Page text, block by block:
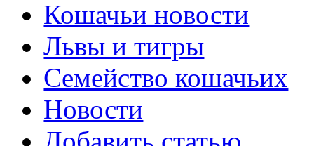
Кошачьи новости
Львы и тигры
Семейство кошачьих
Новости